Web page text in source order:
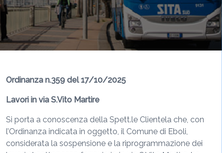
Ordinanza n.359 del 17/10/2025
Lavori in via S.Vito Martire
Si porta a conoscenza della Spett.le Clientela che, con
l’Ordinanza indicata in oggetto, il Comune di Eboli,
considerata la sospensione e la riprogrammazione dei